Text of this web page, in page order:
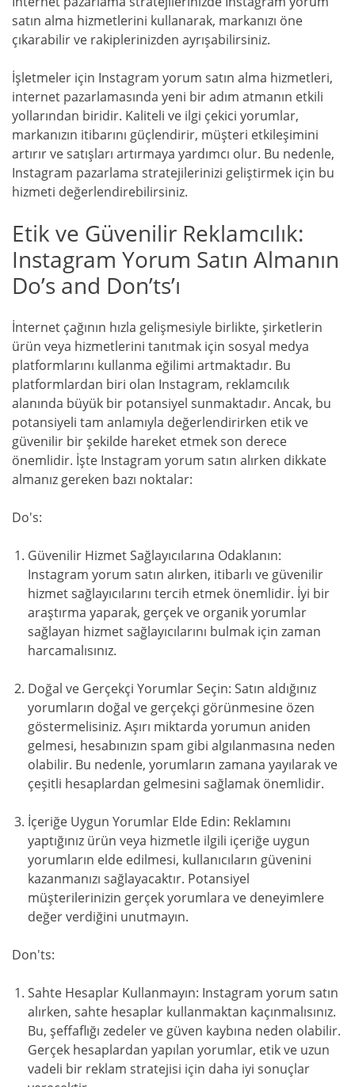
satın alma hizmetlerini kullanarak, markanızı öne
çıkarabilir ve rakiplerinizden ayrışabilirsiniz.
İşletmeler için Instagram yorum satın alma hizmetleri,
internet pazarlamasında yeni bir adım atmanın etkili
yollarından biridir. Kaliteli ve ilgi çekici yorumlar,
markanızın itibarını güçlendirir, müşteri etkileşimini
artırır ve satışları artırmaya yardımcı olur. Bu nedenle,
Instagram pazarlama stratejilerinizi geliştirmek için bu
hizmeti değerlendirebilirsiniz.
Etik ve Güvenilir Reklamcılık:
Instagram Yorum Satın Almanın
Do’s and Don’ts’ı
İnternet çağının hızla gelişmesiyle birlikte, şirketlerin
ürün veya hizmetlerini tanıtmak için sosyal medya
platformlarını kullanma eğilimi artmaktadır. Bu
platformlardan biri olan Instagram, reklamcılık
alanında büyük bir potansiyel sunmaktadır. Ancak, bu
potansiyeli tam anlamıyla değerlendirirken etik ve
güvenilir bir şekilde hareket etmek son derece
önemlidir. İşte Instagram yorum satın alırken dikkate
almanız gereken bazı noktalar:
Do's:
Güvenilir Hizmet Sağlayıcılarına Odaklanın:
Instagram yorum satın alırken, itibarlı ve güvenilir
hizmet sağlayıcılarını tercih etmek önemlidir. İyi bir
araştırma yaparak, gerçek ve organik yorumlar
sağlayan hizmet sağlayıcılarını bulmak için zaman
harcamalısınız.
Doğal ve Gerçekçi Yorumlar Seçin: Satın aldığınız
yorumların doğal ve gerçekçi görünmesine özen
göstermelisiniz. Aşırı miktarda yorumun aniden
gelmesi, hesabınızın spam gibi algılanmasına neden
olabilir. Bu nedenle, yorumların zamana yayılarak ve
çeşitli hesaplardan gelmesini sağlamak önemlidir.
İçeriğe Uygun Yorumlar Elde Edin: Reklamını
yaptığınız ürün veya hizmetle ilgili içeriğe uygun
yorumların elde edilmesi, kullanıcıların güvenini
kazanmanızı sağlayacaktır. Potansiyel
müşterilerinizin gerçek yorumlara ve deneyimlere
değer verdiğini unutmayın.
Don'ts:
Sahte Hesaplar Kullanmayın: Instagram yorum satın
alırken, sahte hesaplar kullanmaktan kaçınmalısınız.
Bu, şeffaflığı zedeler ve güven kaybına neden olabilir.
Gerçek hesaplardan yapılan yorumlar, etik ve uzun
vadeli bir reklam stratejisi için daha iyi sonuçlar